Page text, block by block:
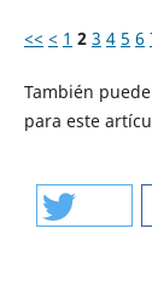
<< < 1 2 3 4 5 6
También puede
para este